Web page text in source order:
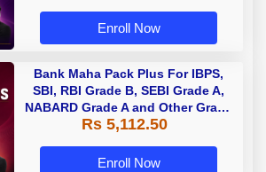
Enroll Now
Bank Maha Pack Plus For IBPS,
SBI, RBI Grade B, SEBI Grade A,
NABARD Grade A and Other Grade
A & Grade B Bank Exams
Rs 5,112.50
Enroll Now